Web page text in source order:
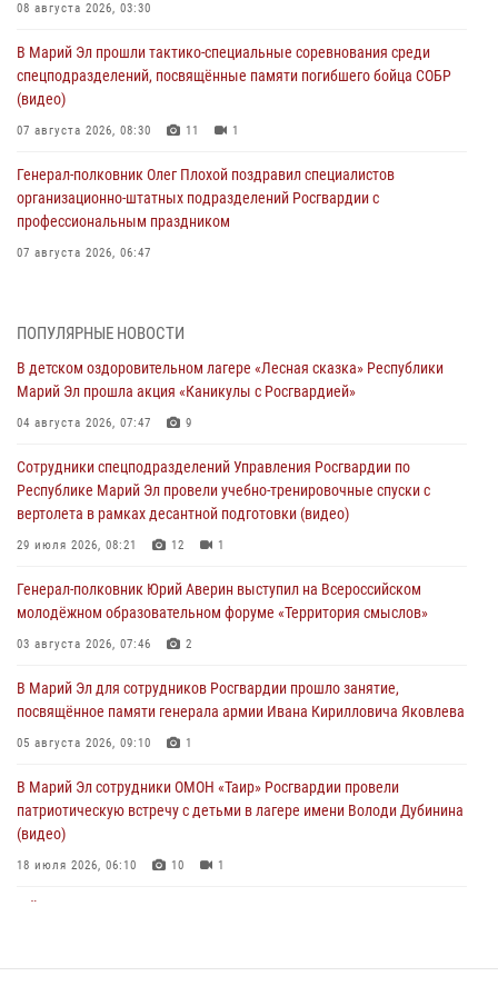
08 августа 2026, 03:30
В Марий Эл прошли тактико-специальные соревнования среди
спецподразделений, посвящённые памяти погибшего бойца СОБР
(видео)
07 августа 2026, 08:30 11 1
Генерал-полковник Олег Плохой поздравил специалистов
организационно-штатных подразделений Росгвардии с
профессиональным праздником
07 августа 2026, 06:47
Всероссийском семинаре в Нижнем Новгороде (видео)
07 августа 2026, 06:25 8 1
Команда «Росгвардия» принимает участие в военно-спортивном
07 августа 2026, 05:43 10
Представитель вневедомственной охраны Управления Росгвардии
по Республике Марий Эл принял участие в учебно-методическом
06 августа 2026, 09:37 10
В Марий Эл сотрудники ЛРР Росгвардии за прошедший месяц
06 августа 2026, 08:00
В Марий Эл сотрудники вневедомственной охраны Росгвардии за
05 августа 2026, 09:44
ПОПУЛЯРНЫЕ НОВОСТИ
В детском оздоровительном лагере «Лесная сказка» Республики
Марий Эл прошла акция «Каникулы с Росгвардией»
04 августа 2026, 07:47 9
Сотрудники спецподразделений Управления Росгвардии по
Республике Марий Эл провели учебно-тренировочные спуски с
вертолета в рамках десантной подготовки (видео)
29 июля 2026, 08:21 12 1
Генерал-полковник Юрий Аверин выступил на Всероссийском
молодёжном образовательном форуме «Территория смыслов»
03 августа 2026, 07:46 2
В Марий Эл для сотрудников Росгвардии прошло занятие,
посвящённое памяти генерала армии Ивана Кирилловича Яковлева
05 августа 2026, 09:10 1
В Марий Эл сотрудники ОМОН «Таир» Росгвардии провели
патриотическую встречу с детьми в лагере имени Володи Дубинина
(видео)
18 июля 2026, 06:10 10 1